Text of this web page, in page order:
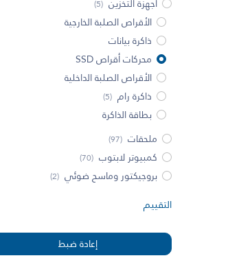
(5)
الأقراص الصلبة الخارجية
ذاكرة بيانات
محركات أقراص SSD
الأقراص الصلبة الداخلية
ذاكرة رام (5)
بطاقة الذاكرة
ملحقات (97)
كمبيوتر لابتوب (70)
بروجيكتور وماسح ضوئي (2)
التقييم
إعادة ضبط